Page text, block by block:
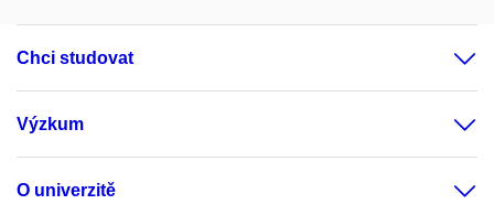
Chci studovat
Výzkum
O univerzitě